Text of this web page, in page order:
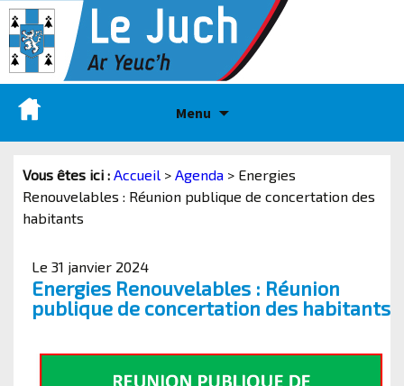
Menu
Vous êtes ici : Accueil > Agenda > Energies
Renouvelables : Réunion publique de concertation des
habitants
Le 31 janvier 2024
Energies Renouvelables : Réunion
publique de concertation des habitants